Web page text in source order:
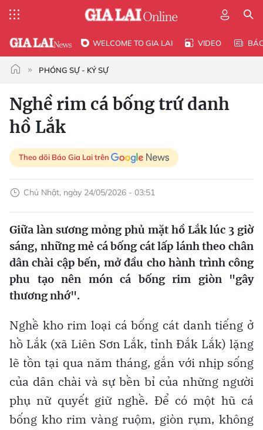
WELCOME TO GIA LAI VIDEO
PHÓNG SỰ - KÝ SỰ
Nghề rim cá bống trứ danh
hồ Lắk
Theo dõi Báo Gia Lai trên
Chủ Nhật, ngày 24/05/2026 - 03:51
Giữa làn sương mỏng phủ mặt hồ Lắk lúc 3 giờ
sáng, những mẻ cá bống cát lấp lánh theo chân
dân chài cập bến, mở đầu cho hành trình công
phu tạo nên món cá bống rim giòn "gây
thương nhớ".
Nghề kho rim loại cá bống cát danh tiếng ở
hồ Lắk (xã Liên Sơn Lắk, tỉnh Đắk Lắk) lặng
lẽ tồn tại qua năm tháng, gắn với nhịp sống
của dân chài và sự bền bỉ của những người
phụ nữ quyết giữ nghề. Để có một hũ cá
bống kho rim vàng ruộm, giòn rụm, không